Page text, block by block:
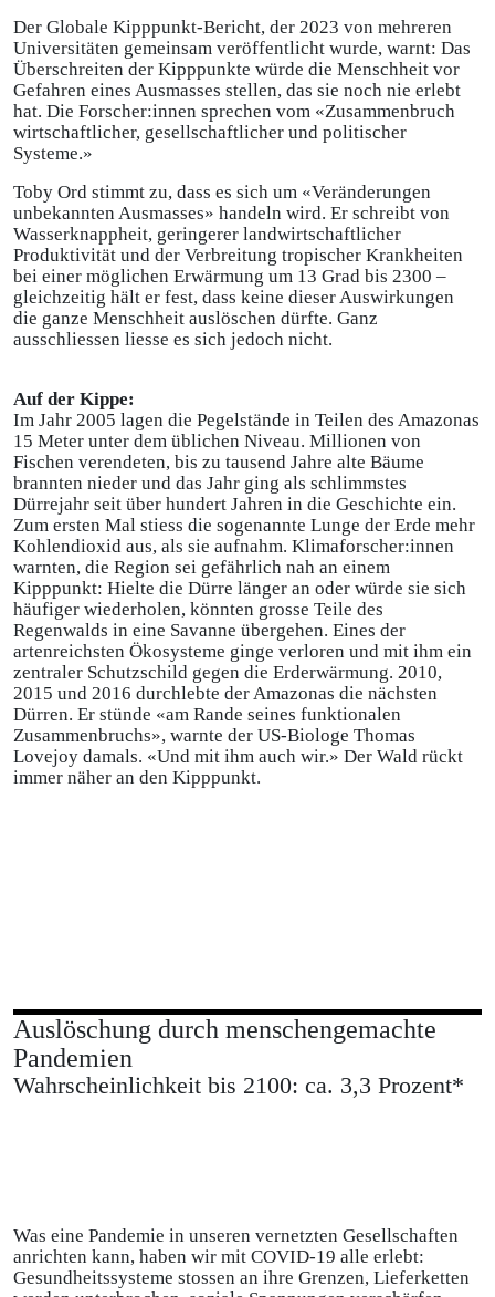
Der Globale Kipppunkt-Bericht, der 2023 von mehreren
Universitäten gemeinsam veröffentlicht wurde, warnt: Das
Überschreiten der Kipppunkte würde die Menschheit vor
Gefahren eines Ausmasses stellen, das sie noch nie erlebt
hat. Die Forscher:innen sprechen vom «Zusammenbruch
wirtschaftlicher, gesellschaftlicher und politischer
Systeme.»
Toby Ord stimmt zu, dass es sich um «Veränderungen
unbekannten Ausmasses» handeln wird. Er schreibt von
Wasserknappheit, geringerer landwirtschaftlicher
Produktivität und der Verbreitung tropischer Krankheiten
bei einer möglichen Erwärmung um 13 Grad bis 2300 –
gleichzeitig hält er fest, dass keine dieser Auswirkungen
die ganze Menschheit auslöschen dürfte. Ganz
ausschliessen liesse es sich jedoch nicht.
Auf der Kippe:
Im Jahr 2005 lagen die Pegelstände in Teilen des Amazonas
15 Meter unter dem üblichen Niveau. Millionen von
Fischen verendeten, bis zu tausend Jahre alte Bäume
brannten nieder und das Jahr ging als schlimmstes
Dürrejahr seit über hundert Jahren in die Geschichte ein.
Zum ersten Mal stiess die sogenannte Lunge der Erde mehr
Kohlendioxid aus, als sie aufnahm. Klimaforscher:innen
warnten, die Region sei gefährlich nah an einem
Kipppunkt: Hielte die Dürre länger an oder würde sie sich
häufiger wiederholen, könnten grosse Teile des
Regenwalds in eine Savanne übergehen. Eines der
artenreichsten Ökosysteme ginge verloren und mit ihm ein
zentraler Schutzschild gegen die Erderwärmung. 2010,
2015 und 2016 durchlebte der Amazonas die nächsten
Dürren. Er stünde «am Rande seines funktionalen
Zusammenbruchs», warnte der US-Biologe Thomas
Lovejoy damals. «Und mit ihm auch wir.» Der Wald rückt
immer näher an den Kipppunkt.
Auslöschung durch menschengemachte
Pandemien
Wahrscheinlichkeit bis 2100: ca. 3,3 Prozent*
Was eine Pandemie in unseren vernetzten Gesellschaften
anrichten kann, haben wir mit COVID-19 alle erlebt:
Gesundheitssysteme stossen an ihre Grenzen, Lieferketten